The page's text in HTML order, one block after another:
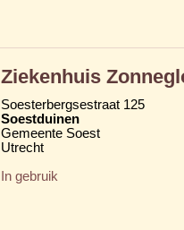
Ziekenhuis
Soesterbergsestraat 125
Soestduinen
Gemeente Soest
Utrecht
In gebruik